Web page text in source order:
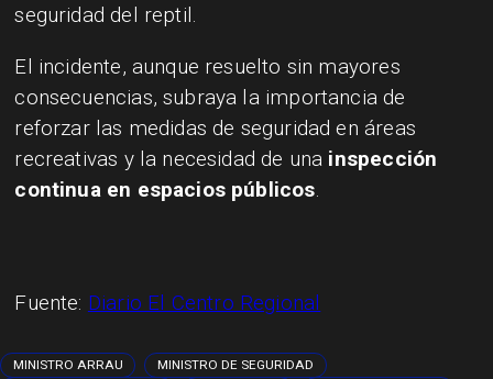
seguridad del reptil.
El incidente, aunque resuelto sin mayores
consecuencias, subraya la importancia de
reforzar las medidas de seguridad en áreas
recreativas y la necesidad de una inspección
continua en espacios públicos.
Fuente: Diario El Centro Regional
MINISTRO ARRAU
MINISTRO DE SEGURIDAD